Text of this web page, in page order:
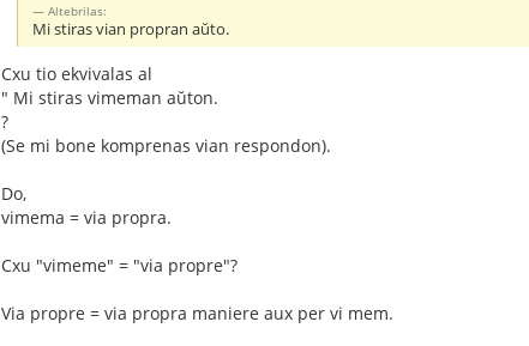
Altebrilas:
Mi stiras vian propran aŭto.
Cxu tio ekvivalas al
" Mi stiras vimeman aŭton.
?
(Se mi bone komprenas vian respondon).
Do,
vimema = via propra.
Cxu "vimeme" = "via propre"?
Via propre = via propra maniere aux per vi mem.